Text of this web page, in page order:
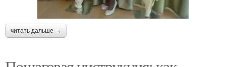
читать дальше →